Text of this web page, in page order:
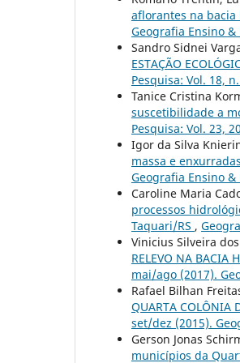
aflorantes na
Geografia Ensino &
Sandro Sidnei
ESTAÇÃO
Pesquisa: Vol. 18,
Tanice Cristina
suscetibilidade a
Pesquisa: Vol. 23,
Igor da Silva
massa e
Geografia Ensino
Caroline Maria
processos
Taquari/RS ,
Vinicius Silveira
RELEVO NA BACIA
mai/ago (2017).
Rafael Bilhan
QUARTA COLÔNIA
set/dez (2015).
Gerson Jonas
municípios da